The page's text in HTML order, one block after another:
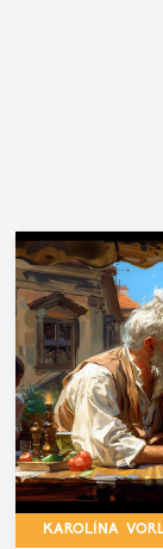
KAROLÍNA